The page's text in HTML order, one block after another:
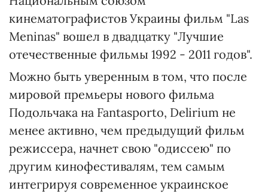
кинематографистов Украины фильм "Las
Meninas" вошел в двадцатку "Лучшие
отечественные фильмы 1992 - 2011 годов".
Можно быть уверенным в том, что после
мировой премьеры нового фильма
Подольчака на Fantasporto, Delirium не
менее активно, чем предыдущий фильм
режиссера, начнет свою "одиссею" по
другим кинофестивалям, тем самым
интегрируя современное украинское